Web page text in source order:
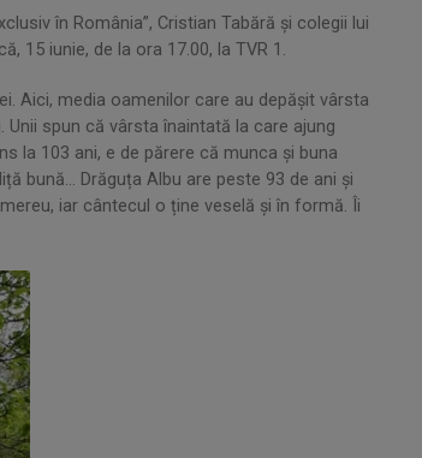
în România”, Cristian Tabără şi colegii lui
15 iunie, de la ora 17.00, la TVR 1.
Aici, media oamenilor care au depășit vârsta
Unii spun că vârsta înaintată la care ajung
la 103 ani, e de părere că munca și buna
bună... Drăguța Albu are peste 93 de ani și
iar cântecul o ține veselă și în formă. Îi